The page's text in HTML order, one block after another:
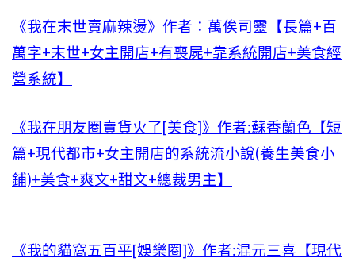
《我在末世賣麻辣燙》作者：萬俟司靈【長篇+百
萬字+末世+女主開店+有喪屍+靠系統開店+美食經
營系統】
《我在朋友圈賣貨火了[美食]》作者:蘇香蘭色【短
篇+現代都市+女主開店的系統流小說(養生美食小
鋪)+美食+爽文+甜文+總裁男主】
《我的貓窩五百平[娛樂圈]》作者:混元三喜【現代